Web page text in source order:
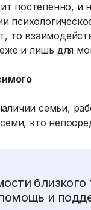
постепенно, и
то
и лишь для
семьи,
кто
и